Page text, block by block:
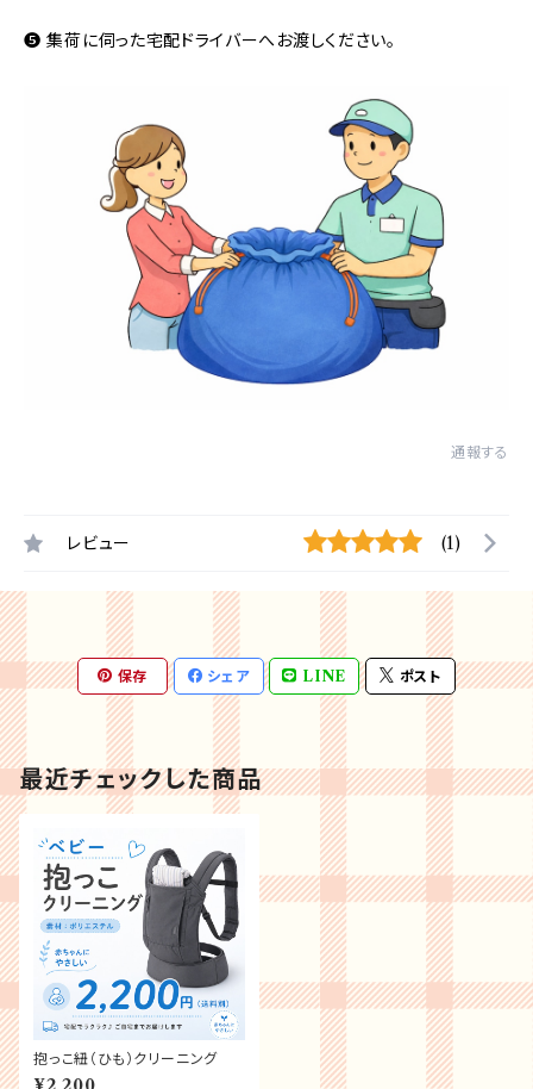
❺ 集荷に伺った宅配ドライバーへお渡しください。
通報する
レビュー (1)
保存 シェア LINE ポスト
最近チェックした商品
抱っこ紐（ひも）クリーニング